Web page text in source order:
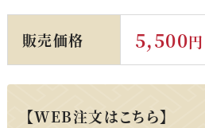
販売価格 5,500円
【WEB注文はこちら】